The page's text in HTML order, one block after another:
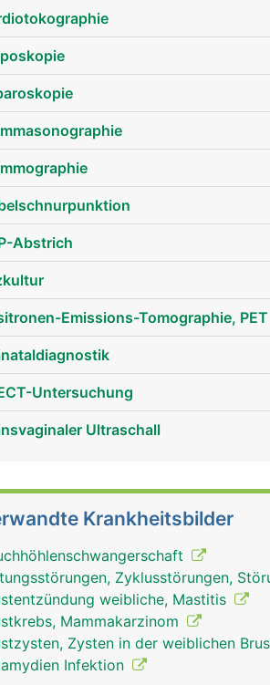
Geschlechtsorgane Frau
Abstrich
Emissions-Tomographie, PET
Untersuchung
Ultraschall
Krankheitsbilder
Zyklusstörungen,
weibliche, Mastitis
Mammakarzinom
Zysten in der weiblichen
Infektion